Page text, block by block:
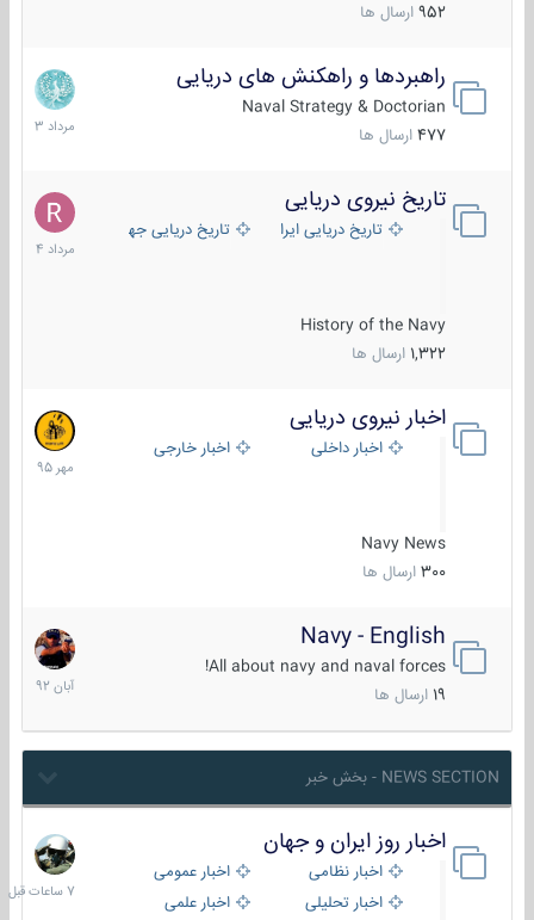
952 ارسال ها
راهبردها و راهکنش های دریایی
Naval Strategy & Doctorian
477 ارسال ها
2
مرداد
1403
تاریخ نیروی دریایی
تاریخ دریایی ایران تاریخ دریایی جهان
History of the Navy
1,322 ارسال ها
16
مرداد
1404
اخبار نیروی دریایی
اخبار داخلی اخبار خارجی
Navy News
300 ارسال ها
27
مهر
1395
Navy - English
All about navy and naval forces!
ارسال ها
22
آبان
1392
NEWS SECTION - بخش خبر
اخبار روز ایران و جهان
اخبار نظامی
اخبار عمومی
اخبار تحلیلی
اخبار علمی
7
ساعات
قبل